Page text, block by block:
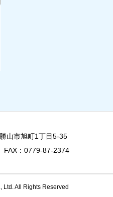
山市旭町1丁目5-35
：0779-87-2374
All Rights Reserved